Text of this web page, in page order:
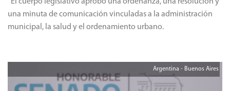
una minuta de comunicación vinculadas a la administración
municipal, la salud y el ordenamiento urbano.
Argentina - Buenos Aires